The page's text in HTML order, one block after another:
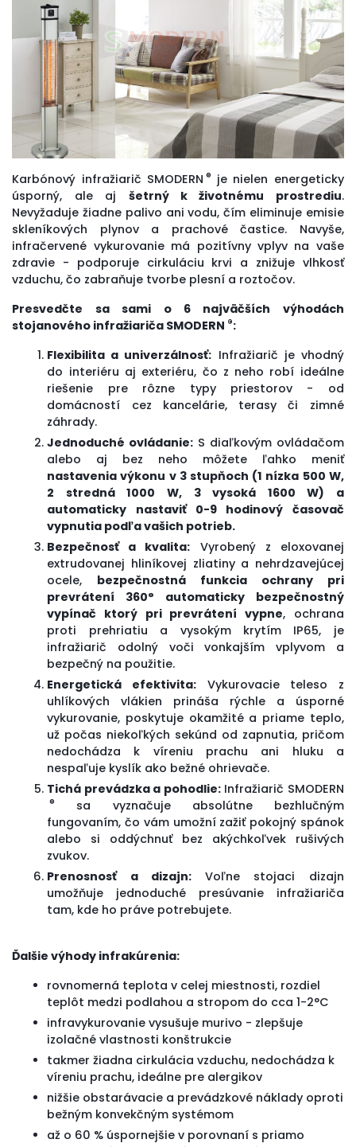
Karbónový infražiarič SMODERN ® je nielen energeticky
úsporný, ale aj šetrný k životnému prostrediu.
Nevyžaduje žiadne palivo ani vodu, čím eliminuje emisie
skleníkových plynov a prachové častice. Navyše,
infračervené vykurovanie má pozitívny vplyv na vaše
zdravie - podporuje cirkuláciu krvi a znižuje vlhkosť
vzduchu, čo zabraňuje tvorbe plesní a roztočov.
Presvedčte sa sami o 6 najväčších výhodách
stojanového infražiariča SMODERN ®:
Flexibilita a univerzálnosť: Infražiarič je vhodný
do interiéru aj exteriéru, čo z neho robí ideálne
riešenie pre rôzne typy priestorov - od
domácností cez kancelárie, terasy či zimné
záhrady.
Jednoduché ovládanie: S diaľkovým ovládačom
alebo aj bez neho môžete ľahko meniť
nastavenia výkonu v 3 stupňoch (1 nízka 500 W,
2 stredná 1000 W, 3 vysoká 1600 W) a
automaticky nastaviť 0-9 hodinový časovač
vypnutia podľa vašich potrieb.
Bezpečnosť a kvalita: Vyrobený z eloxovanej
extrudovanej hliníkovej zliatiny a nehrdzavejúcej
ocele, bezpečnostná funkcia ochrany pri
prevrátení 360° automaticky bezpečnostný
vypínač ktorý pri prevrátení vypne, ochrana
proti prehriatiu a vysokým krytím IP65, je
infražiarič odolný voči vonkajším vplyvom a
bezpečný na použitie.
Energetická efektivita:Vykurovacie teleso z
uhlíkových vlákien prináša rýchle a úsporné
vykurovanie, poskytuje okamžité a priame teplo,
už počas niekoľkých sekúnd od zapnutia, pričom
nedochádza k víreniu prachu ani hluku a
nespaľuje kyslík ako bežné ohrievače.
Tichá prevádzka a pohodlie:Infražiarič SMODERN
®
sa vyznačuje absolútne bezhlučným
fungovaním, čo vám umožní zažiť pokojný spánok
alebo si oddýchnuť bez akýchkoľvek rušivých
zvukov.
Prenosnosť a dizajn:Voľne stojaci dizajn
umožňuje jednoduché presúvanie infražiariča
tam, kde ho práve potrebujete.
Ďalšie výhody infrakúrenia:
rovnomerná teplota v celej miestnosti, rozdiel
teplôt medzi podlahou a stropom do cca 1-2°C
infravykurovanie vysušuje murivo - zlepšuje
izolačné vlastnosti konštrukcie
takmer žiadna cirkulácia vzduchu, nedochádza k
víreniu prachu, ideálne pre alergikov
nižšie obstarávacie a prevádzkové náklady oproti
bežným konvekčným systémom
až o 60 % úspornejšie v porovnaní s priamo